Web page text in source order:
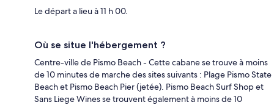
Le départ a lieu à 11 h 00.
Où se situe l'hébergement ?
Centre-ville de Pismo Beach - Cette cabane se trouve à moins
de 10 minutes de marche des sites suivants : Plage Pismo State
Beach et Pismo Beach Pier (jetée). Pismo Beach Surf Shop et
Sans Liege Wines se trouvent également à moins de 10